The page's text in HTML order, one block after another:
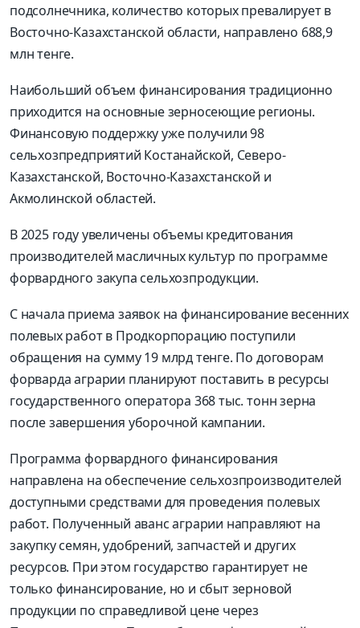
подсолнечника, количество которых превалирует в
Восточно-Казахстанской области, направлено 688,9
млн тенге.
Наибольший объем финансирования традиционно
приходится на основные зерносеющие регионы.
Финансовую поддержку уже получили 98
сельхозпредприятий Костанайской, Северо-
Казахстанской, Восточно-Казахстанской и
Акмолинской областей.
В 2025 году увеличены объемы кредитования
производителей масличных культур по программе
форвардного закупа сельхозпродукции.
С начала приема заявок на финансирование весенних
полевых работ в Продкорпорацию поступили
обращения на сумму 19 млрд тенге. По договорам
форварда аграрии планируют поставить в ресурсы
государственного оператора 368 тыс. тонн зерна
после завершения уборочной кампании.
Программа форвардного финансирования
направлена на обеспечение сельхозпроизводителей
доступными средствами для проведения полевых
работ. Полученный аванс аграрии направляют на
закупку семян, удобрений, запчастей и других
ресурсов. При этом государство гарантирует не
только финансирование, но и сбыт зерновой
продукции по справедливой цене через